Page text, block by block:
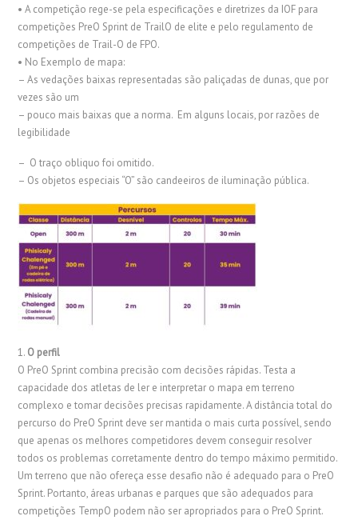
• A competição rege-se pela especificações e diretrizes da IOF para
competições PreO Sprint de TrailO de elite e pelo regulamento de
competições de Trail-O de FPO.
• No Exemplo de mapa:
– As vedações baixas representadas são paliçadas de dunas, que por
vezes são um
– pouco mais baixas que a norma. Em alguns locais, por razões de
legibilidade
– O traço obliquo foi omitido.
– Os objetos especiais “O” são candeeiros de iluminação pública.
1. O perfil
O PreO Sprint combina precisão com decisões rápidas. Testa a
capacidade dos atletas de ler e interpretar o mapa em terreno
complexo e tomar decisões precisas rapidamente. A distância total do
percurso do PreO Sprint deve ser mantida o mais curta possível, sendo
que apenas os melhores competidores devem conseguir resolver
todos os problemas corretamente dentro do tempo máximo permitido.
Um terreno que não ofereça esse desafio não é adequado para o PreO
Sprint. Portanto, áreas urbanas e parques que são adequados para
competições TempO podem não ser apropriados para o PreO Sprint.